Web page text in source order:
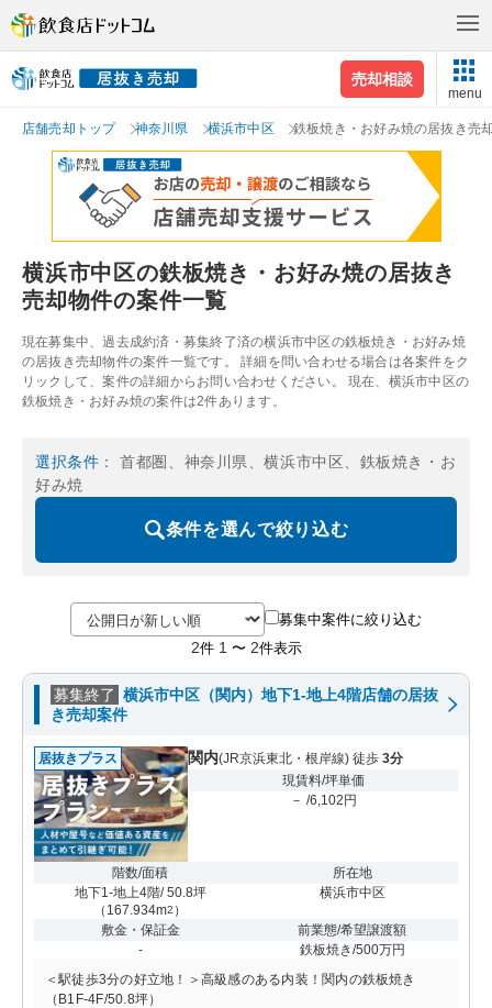
売却相談
menu
店舗売却トップ 神奈川県 横浜市中区 鉄板焼き・お好み焼の居抜き売
横浜市中区の鉄板焼き・お好み焼の居抜き
売却物件の案件一覧
現在募集中、過去成約済・募集終了済の横浜市中区の鉄板焼き・お好み焼
の居抜き売却物件の案件一覧です。 詳細を問い合わせる場合は各案件をク
リックして、案件の詳細からお問い合わせください。 現在、横浜市中区の
鉄板焼き・お好み焼の案件は2件あります。
選択条件 ： 首都圏、神奈川県、横浜市中区、鉄板焼き・お
好み焼
条件を選んで絞り込む
募集中案件に絞り込む
2件 1 〜 2件表示
募集終了 横浜市中区（関内）地下1-地上4階店舗の居抜
き売却案件
居抜きプラス 関内(JR京浜東北・根岸線) 徒歩 3分
現賃料/坪単価
－ /6,102円
階数/面積
地下1-地上4階/ 50.8坪
（ 167.934m2 ）
所在地
横浜市中区
敷金・保証金
-
前業態/希望譲渡額
鉄板焼き/500万円
＜駅徒歩3分の好立地！＞高級感のある内装！関内の鉄板焼き
（B1F-4F/50.8坪）